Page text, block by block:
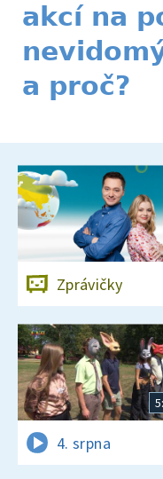
akcí na
a proč?
Zprávičky
4. srpna